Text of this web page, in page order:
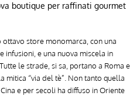
boutique per raffinati gourmet
store monomarca, con una
infusioni, e una nuova miscela in
le strade, si sa, portano a Roma e
mitica “via del tè”. Non tanto quella
e per secoli ha diffuso in Oriente